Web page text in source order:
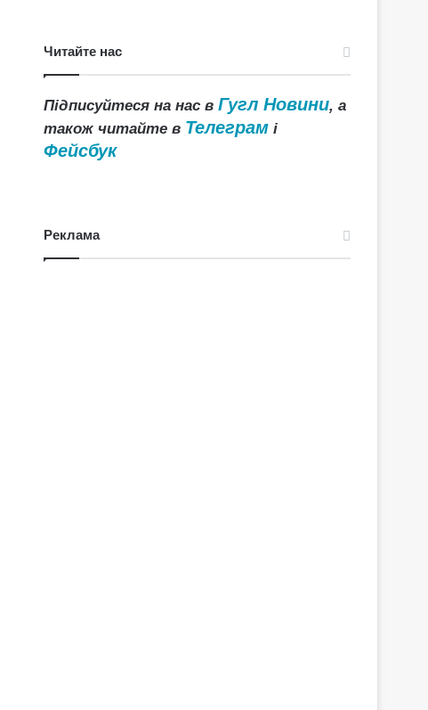
Читайте нас
Підписуйтеся на нас вГугл Новини, а
також читайте в Телеграм і
Фейсбук
Реклама